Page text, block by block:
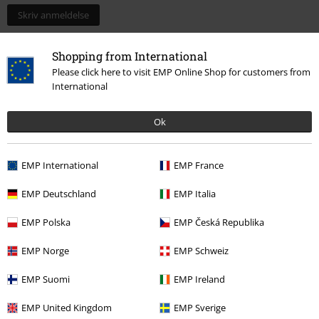
Shopping from International
Please click here to visit EMP Online Shop for customers from
International
Ok
EMP International EMP France
EMP Deutschland EMP Italia
EMP Polska EMP Česká Republika
EMP Norge EMP Schweiz
EMP Suomi EMP Ireland
EMP United Kingdom EMP Sverige
Skriv anmeldelse
Udsalg % Medier
Band Merch Savatage
Band Merch
Band Merch Medier Vinyl